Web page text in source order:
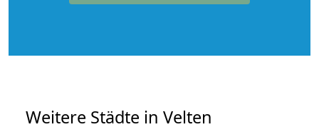
Weitere Städte in Velten